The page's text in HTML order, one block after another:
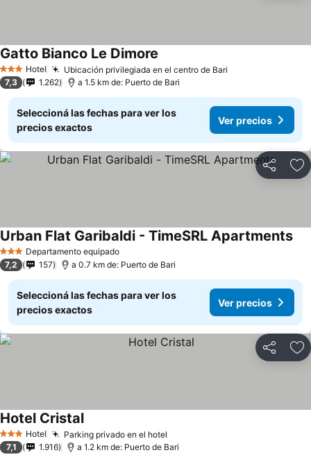
3 Estrellas
Hotel Ubicación privilegiada en el centro de Bari
Gatto Bianco Le Dimore
7,3 1.262 a 1.5 km de: Puerto de Bari
Seleccioná las fechas para ver los
precios exactos
Ver precios
Compartir
3 EstrellasDepartamento equipado
Urban Flat Garibaldi - TimeSRL Apartments
7,2 157 a 0.7 km de: Puerto de Bari
Seleccioná las fechas para ver los
precios exactos
Ver precios
Compartir
3 Estrellas
Hotel Parking privado en el hotel
Hotel Cristal
7,1 1.916 a 1.2 km de: Puerto de Bari